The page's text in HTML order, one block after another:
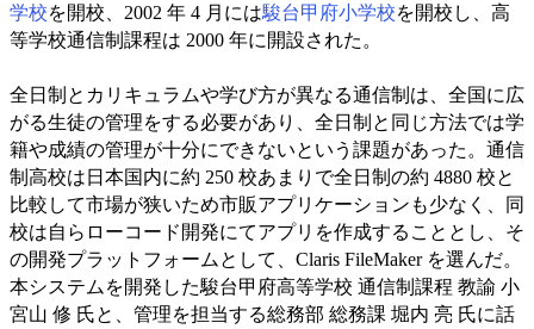
学校を開校、2002 年 4 月には駿台甲府小学校を開校し、高
等学校通信制課程は 2000 年に開設された。
全日制とカリキュラムや学び方が異なる通信制は、全国に広
がる生徒の管理をする必要があり、全日制と同じ方法では学
籍や成績の管理が十分にできないという課題があった。通信
制高校は日本国内に約 250 校あまりで全日制の約 4880 校と
比較して市場が狭いため市販アプリケーションも少なく、同
校は自らローコード開発にてアプリを作成することとし、そ
の開発プラットフォームとして、Claris FileMaker を選んだ。
本システムを開発した駿台甲府高等学校 通信制課程 教諭 小
宮山 修 氏と、管理を担当する総務部 総務課 堀内 亮 氏に話